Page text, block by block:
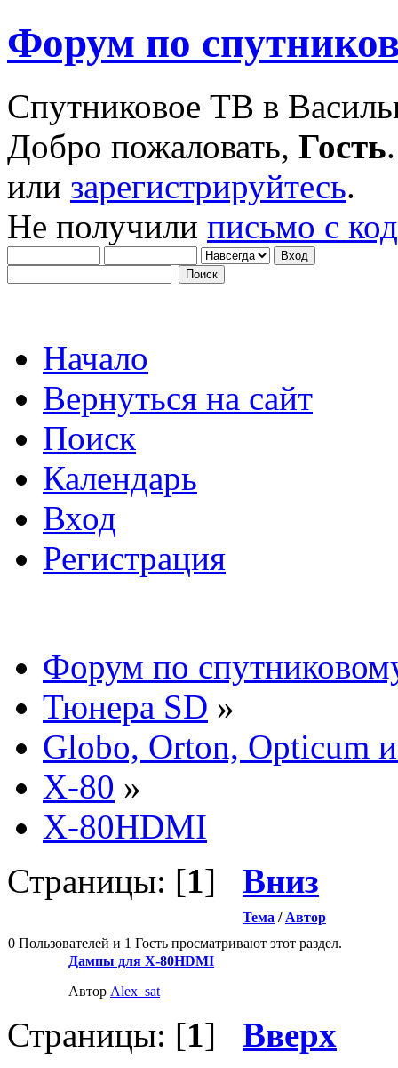
Форум по
Спутниковое ТВ в
Добро пожаловать, Гость
или зарегистрируйтесь.
Не получили письмо с
Начало
Вернуться на сайт
Поиск
Календарь
Вход
Регистрация
Форум по
Тюнера SD »
Globo, Orton, Opticum
X-80 »
X-80HDMI
Страницы: [1] Вниз
Тема / Автор
0 Пользователей и 1 Гость просматривают этот раздел.
Дампы для X-80HDMI
Автор Alex_sat
Страницы: [1] Вверх